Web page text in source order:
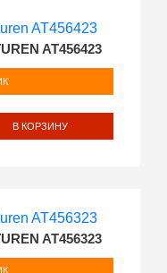
AT456423
В КОРЗИНУ
AT456323